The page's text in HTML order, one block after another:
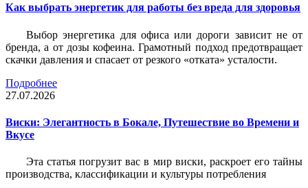
Как выбрать энергетик для работы без вреда для здоровья
Выбор энергетика для офиса или дороги зависит не от
бренда, а от дозы кофеина. Грамотный подход предотвращает
скачки давления и спасает от резкого «отката» усталости.
Подробнее
27.07.2026
Виски: Элегантность в Бокале, Путешествие во Времени и
Вкусе
Эта статья погрузит вас в мир виски, раскроет его тайны
производства, классификации и культуры потребления